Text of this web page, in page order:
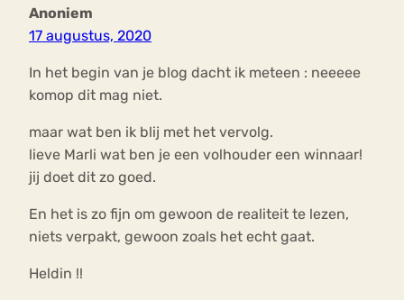
Anoniem
17 augustus, 2020
In het begin van je blog dacht ik meteen : neeeee
komop dit mag niet.
maar wat ben ik blij met het vervolg.
lieve Marli wat ben je een volhouder een winnaar!
jij doet dit zo goed.
En het is zo fijn om gewoon de realiteit te lezen,
niets verpakt, gewoon zoals het echt gaat.
Heldin !!